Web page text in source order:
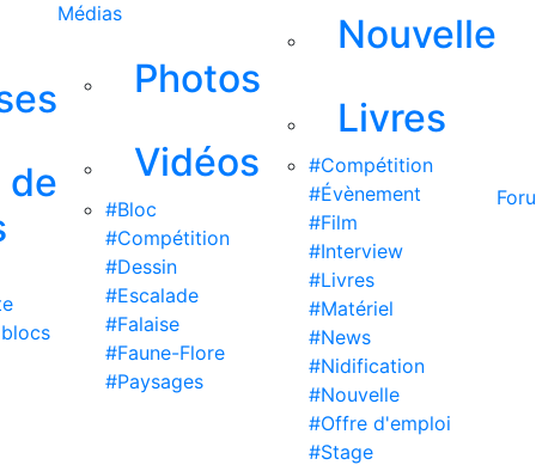
de
Médias
Photos
Vidéos
#Bloc
#Compétition
#Dessin
#Escalade
#Falaise
#Faune-Flore
#Paysages
Nouvelle
Livres
#Compétition
#Évènement
#Film
#Interview
#Livres
#Matériel
#News
#Nidification
#Nouvelle
#Offre d'emploi
#Stage